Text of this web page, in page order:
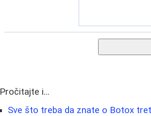
Pročitajte i...
Sve što treba da znate o Botox